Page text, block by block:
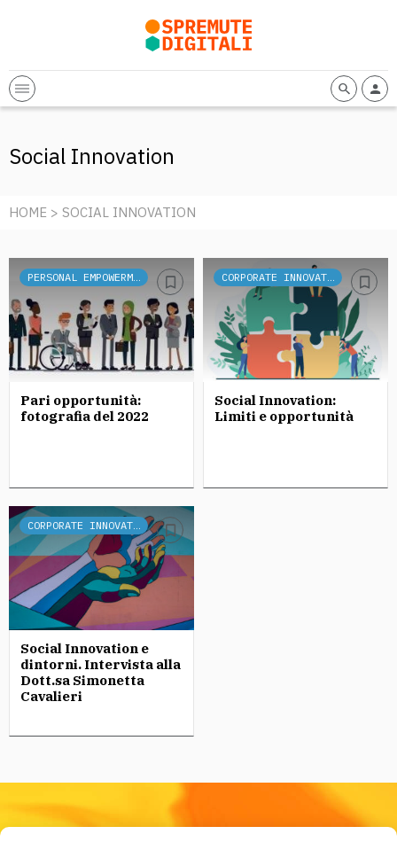
Social Innovation
HOME > SOCIAL INNOVATION
PERSONAL EMPOWERMENT
Pari opportunità:
fotografia del 2022
CORPORATE INNOVATION
Social Innovation:
Limiti e opportunità
CORPORATE INNOVATION
Social Innovation e
dintorni. Intervista alla
Dott.sa Simonetta
Cavalieri